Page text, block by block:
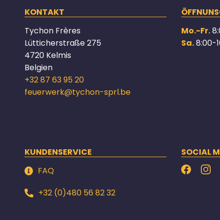
KONTAKT
Tychon Frères
Lütticherstraße 275
4720 Kelmis
Belgien
+32 87 63 95 20
feuerwerk@tychon-sprl.be
Mo.-Fr.
Sa.8:00-
KUNDENSERVICE
FAQ
+32 (0)480 56 82 32
SOCIAL